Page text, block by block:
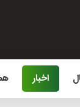
اخبار